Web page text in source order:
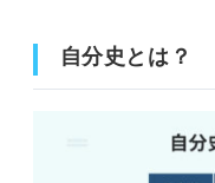
自分史とは？
①今の価値観や強み